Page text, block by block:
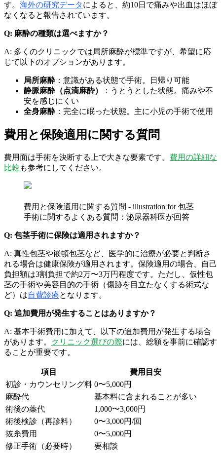
す。 海外の研究データによると、約10日で痛みや出血はほぼ
なくなると報告されています。
Q: 麻酔の種類は選べますか？
A: 多くのクリニックでは局所麻酔が標準ですが、希望に応
じて以下のオプションがあります。
局所麻酔 ：意識がある状態で手術。日帰り可能
静脈麻酔（点滴麻酔）
：うとうとした状態。痛みや不
安を感じにくい
全身麻酔 ：完全に眠った状態。主に小児の手術で使用
費用と保険適用に関する質問
費用面は手術を決断する上で大きな要素です。 費用の詳細な
比較 も参考にしてください。
費用と保険適用に関する質問 - illustration for 包茎
手術に関するよくある質問：泌尿器科医が回答
Q: 包茎手術に保険は適用されますか？
A: 真性包茎や嵌頓包茎など、医学的に治療が必要と判断さ
れる場合は健康保険が適用されます。保険適用の場合、自己
負担額は3割負担で約2万〜3万円程度です。ただし、仮性包
茎の手術や美容目的の手術（傷跡を目立たなくする術式な
ど）は自費診療となります。
Q: 追加費用が発生することはありますか？
A: 基本手術費用に加えて、以下の追加費用が発生する場合
があります。
クリニック選びの際には、総額を事前に確認す
ることが重要です。
項目
費用目安
初診・カウンセリング料 0〜5,000円
麻酔代
基本料に含まれることが多い
術後の薬代
1,000〜3,000円
術後検診（再診料）
0〜3,000円/回
抜糸費用
0〜5,000円
修正手術（必要時）
要相談